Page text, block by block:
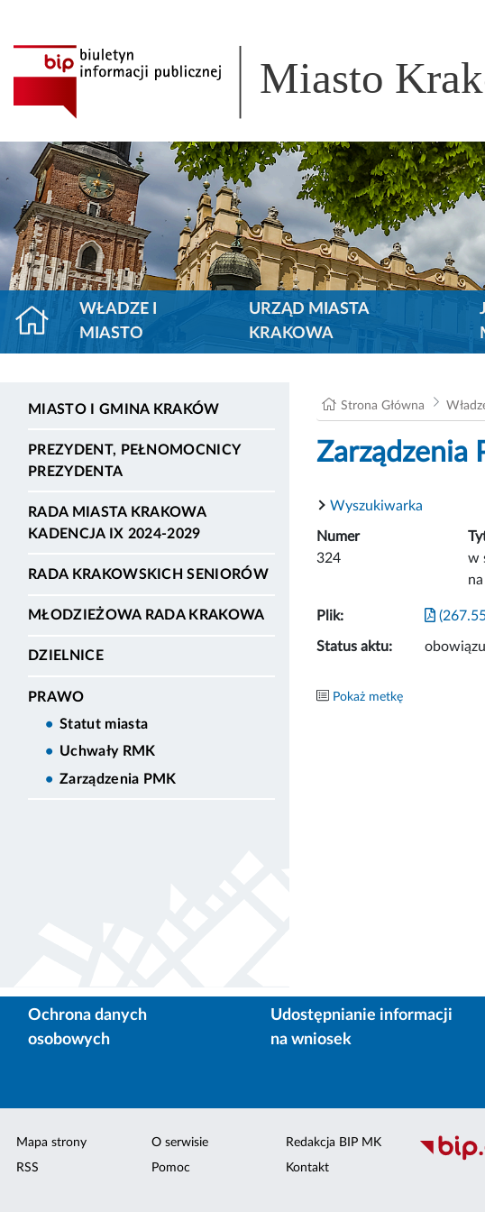
Miasto
WŁADZE I
MIASTO
URZĄD MIASTA
KRAKOWA
MIASTO I GMINA KRAKÓW
PREZYDENT, PEŁNOMOCNICY
PREZYDENTA
RADA MIASTA KRAKOWA
KADENCJA IX 2024-2029
RADA KRAKOWSKICH SENIORÓW
MŁODZIEŻOWA RADA KRAKOWA
DZIELNICE
PRAWO
Statut miasta
Uchwały RMK
Zarządzenia PMK
Strona Główna
Zarządzenia
Wyszukiwarka
Numer
324
w
Plik:
Status aktu:
Pokaż metkę
Ochrona danych
osobowych
Udostępnianie informacji
na wniosek
Mapa strony
RSS
O serwisie
Pomoc
Redakcja BIP MK
Kontakt